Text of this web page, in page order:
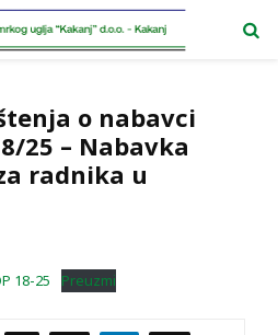
o nabavci
25 – Nabavka
radnika u
18-25 Preuzmi